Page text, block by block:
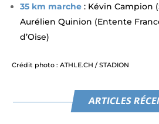
35 km marche : Kévin Campion
Aurélien Quinion (Entente
d’Oise)
Crédit photo : ATHLE.CH / STADION
ARTICLES